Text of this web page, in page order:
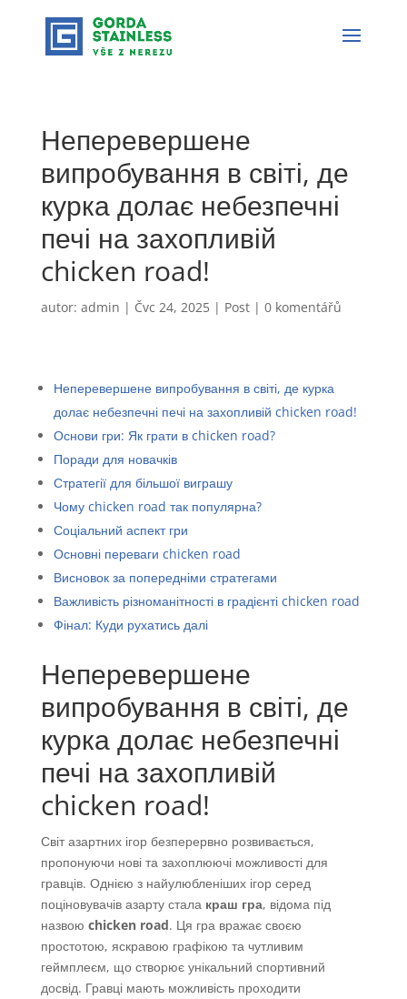
Неперевершене
випробування в світі, де
курка долає небезпечні
печі на захопливій
chicken road!
autor: admin | Čvc 24, 2025| Post| 0 komentářů
Неперевершене випробування в світі, де курка
долає небезпечні печі на захопливій chicken road!
Основи гри: Як грати в chicken road?
Поради для новачків
Стратегії для більшої виграшу
Чому chicken road так популярна?
Соціальний аспект гри
Основні переваги chicken road
Висновок за попередніми стратегами
Важливість різноманітності в градієнті chicken road
Фінал: Куди рухатись далі
Неперевершене
випробування в світі, де
курка долає небезпечні
печі на захопливій
chicken road!
Світ азартних ігор безперервно розвивається,
пропонуючи нові та захоплюючі можливості для
гравців. Однією з найулюбленіших ігор серед
поціновувачів азарту стала краш гра, відома під
назвою chicken road. Ця гра вражає своєю
простотою, яскравою графікою та чутливим
геймплеєм, що створює унікальний спортивний
досвід. Гравці мають можливість проходити